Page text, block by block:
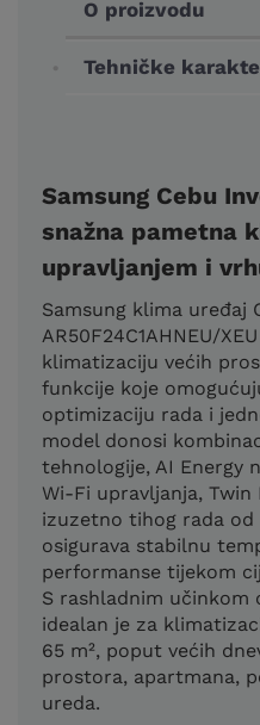
O proizvodu
Tehničke
Samsung Cebu
snažna pametna
upravljanjem i
Samsung klima uređaj
AR50F24C1AHNEU/
klimatizaciju većih
funkcije koje
optimizaciju rada i
model donosi
tehnologije, AI Energy
Wi-Fi upravljanja,
izuzetno tihog rada od
osigurava stabilnu
performanse tijekom
S rashladnim učinkom
idealan je za
65 m², poput većih
prostora, apartmana,
ureda.